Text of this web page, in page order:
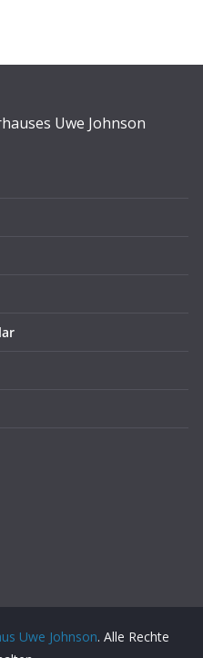
Uwe Johnson
Uwe Johnson. Alle Rechte